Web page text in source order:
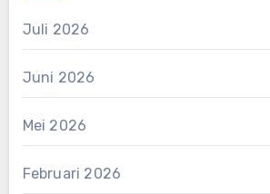
Juli 2026
Juni 2026
Mei 2026
Februari 2026